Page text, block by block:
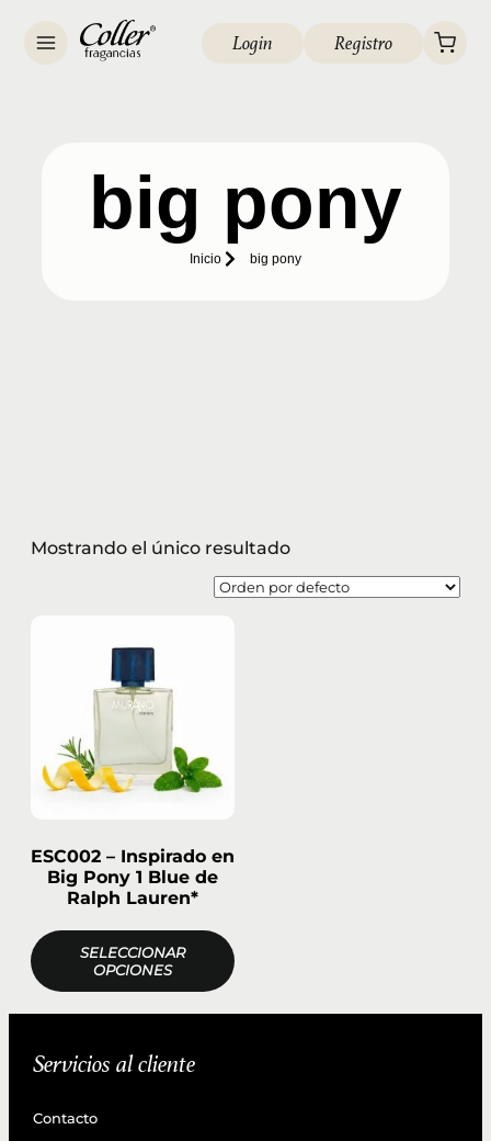
Login Registro
big pony
Inicio big pony
Mostrando el único resultado
ESC002 – Inspirado en
Big Pony 1 Blue de
Ralph Lauren*
SELECCIONAR
OPCIONES
Servicios al cliente
Contacto